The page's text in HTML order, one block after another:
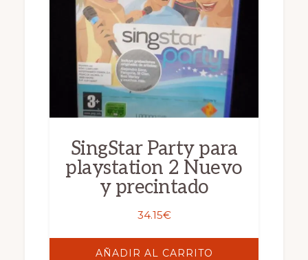
SingStar Party para
playstation 2 Nuevo
y precintado
34.15€
AÑADIR AL CARRITO